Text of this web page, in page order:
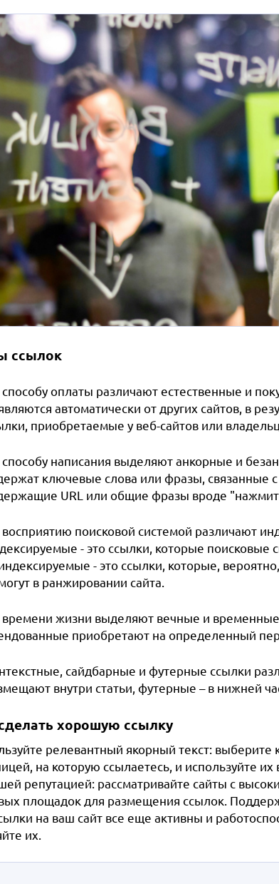
ссылок
оплаты различают естественные и
автоматически от других сайтов, в
приобретаемые у веб-сайтов или
написания выделяют анкорные и
ключевые слова или фразы, связанные
URL или общие фразы вроде
поисковой системой различают
- это ссылки, которые поисковые
- это ссылки, которые,
в ранжировании сайта.
жизни выделяют вечные и временные
приобретают на определенный
сайдбарные и футерные ссылки
внутри статьи, футерные – в нижней
хорошую ссылку
релевантный якорный текст:
на которую ссылаетесь, и используйте их
репутацией: рассматривайте сайты с
площадок для размещения ссылок.
на ваш сайт все еще активны и
их.